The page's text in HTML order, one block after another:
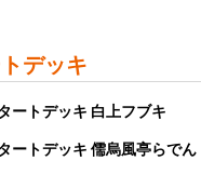
デッキ
ートデッキ 白上フブキ
ートデッキ 儒烏風亭らでん